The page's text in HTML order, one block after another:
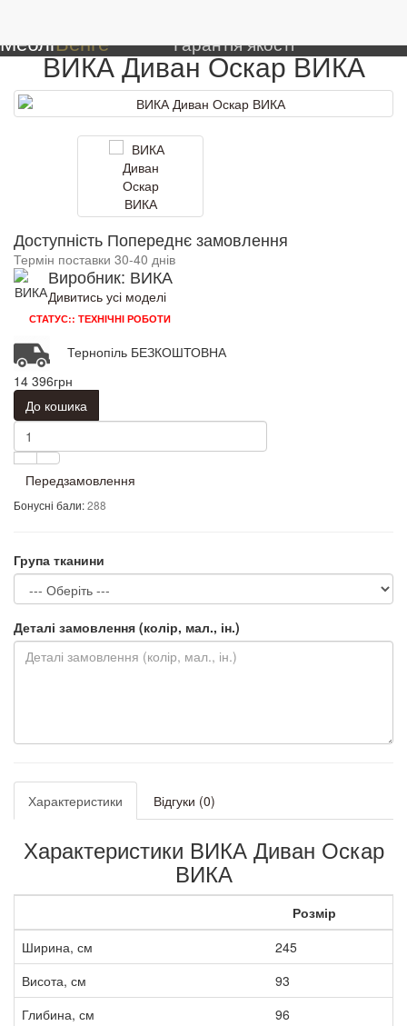
МебліВенге Гарантія якості
ВИКА Диван Оскар ВИКА
Доступність Попереднє замовлення
Термін поставки 30-40 днів
Виробник: ВИКА
Дивитись усі моделі
СТАТУС:: ТЕХНІЧНІ РОБОТИ
Тернопіль БЕЗКОШТОВНА
14 396грн
До кошика
Передзамовлення
Бонусні бали:288
Група тканини
Деталі замовлення (колір, мал., ін.)
Характеристики Відгуки (0)
Характеристики ВИКА Диван Оскар
ВИКА
Розмір
Ширина, см
245
Висота, см
93
Глибина, см
96